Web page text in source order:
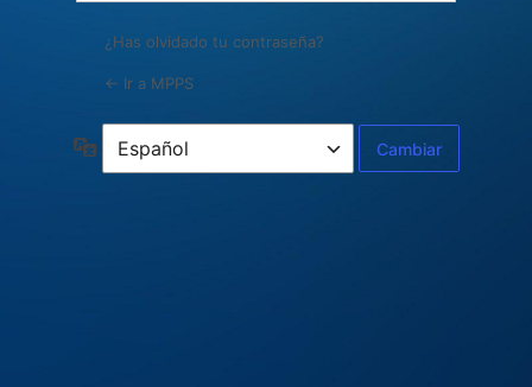
¿Has olvidado tu contraseña?
← Ir a MPPS
Idioma